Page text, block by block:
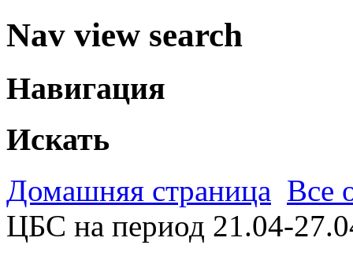
Nav view search
Навигация
Искать
Домашняя страница Все
ЦБС на период 21.04-